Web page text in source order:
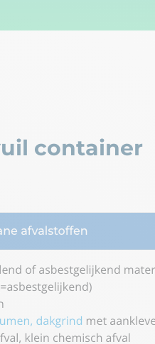
container